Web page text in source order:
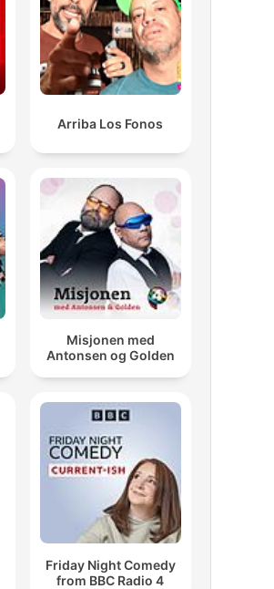
Arriba Los Fonos
Misjonen med
Antonsen og Golden
Friday Night Comedy
from BBC Radio 4